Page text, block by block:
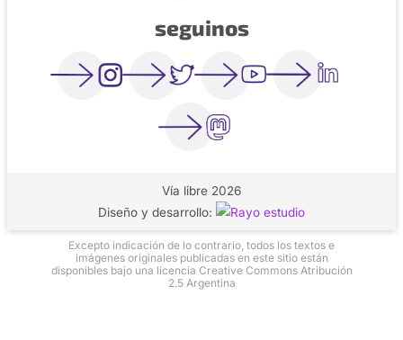
seguinos
Vía libre 2026
Diseño y desarrollo:
Excepto indicación de lo contrario, todos los textos e
imágenes originales publicadas en este sitio están
disponibles bajo una licencia Creative Commons Atribución
2.5 Argentina